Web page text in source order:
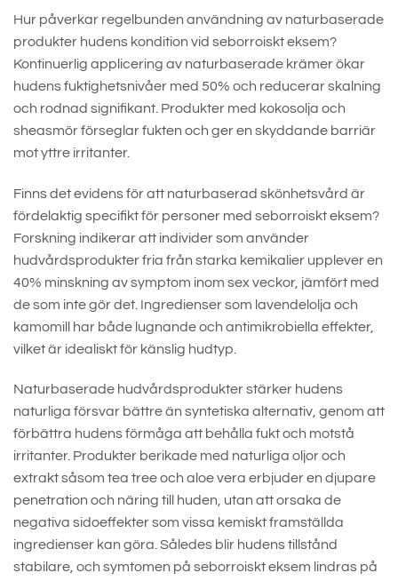
Hur påverkar regelbunden användning av naturbaserade
produkter hudens kondition vid seborroiskt eksem?
Kontinuerlig applicering av naturbaserade krämer ökar
hudens fuktighetsnivåer med 50% och reducerar skalning
och rodnad signifikant. Produkter med kokosolja och
sheasmör förseglar fukten och ger en skyddande barriär
mot yttre irritanter.
Finns det evidens för att naturbaserad skönhetsvård är
fördelaktig specifikt för personer med seborroiskt eksem?
Forskning indikerar att individer som använder
hudvårdsprodukter fria från starka kemikalier upplever en
40% minskning av symptom inom sex veckor, jämfört med
de som inte gör det. Ingredienser som lavendelolja och
kamomill har både lugnande och antimikrobiella effekter,
vilket är idealiskt för känslig hudtyp.
Naturbaserade hudvårdsprodukter stärker hudens
naturliga försvar bättre än syntetiska alternativ, genom att
förbättra hudens förmåga att behålla fukt och motstå
irritanter. Produkter berikade med naturliga oljor och
extrakt såsom tea tree och aloe vera erbjuder en djupare
penetration och näring till huden, utan att orsaka de
negativa sidoeffekter som vissa kemiskt framställda
ingredienser kan göra. Således blir hudens tillstånd
stabilare, och symtomen på seborroiskt eksem lindras på